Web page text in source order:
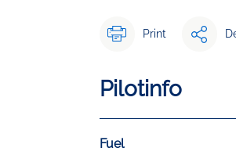
Print
Pilotinfo
Fuel